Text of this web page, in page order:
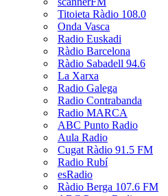
Titoieta Ràdio 108.0
Onda Vasca
Radio Euskadi
Ràdio Barcelona
Ràdio Sabadell 94.6
La Xarxa
Radio Galega
Radio Contrabanda
Radio MARCA
ABC Punto Radio
Aula Radio
Cugat Ràdio 91.5 FM
Radio Rubí
esRadio
Ràdio Berga 107.6 FM